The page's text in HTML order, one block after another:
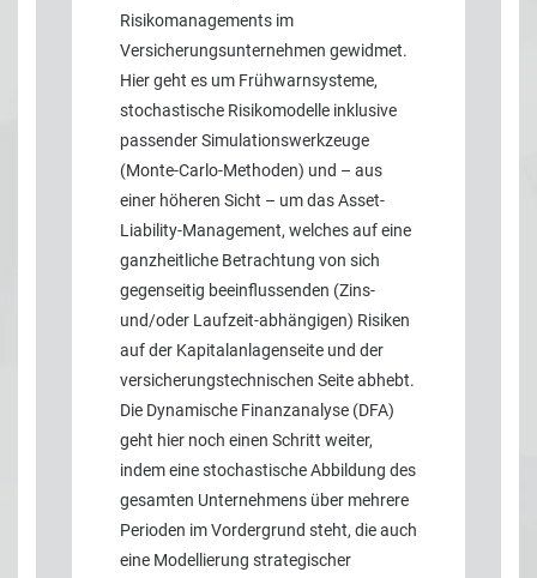
Risikomanagements im
Versicherungsunternehmen gewidmet.
Hier geht es um Frühwarnsysteme,
stochastische Risikomodelle inklusive
passender Simulationswerkzeuge
(Monte-Carlo-Methoden) und – aus
einer höheren Sicht – um das Asset-
Liability-Management, welches auf eine
ganzheitliche Betrachtung von sich
gegenseitig beeinflussenden (Zins-
und/oder Laufzeit-abhängigen) Risiken
auf der Kapitalanlagenseite und der
versicherungstechnischen Seite abhebt.
Die Dynamische Finanzanalyse (DFA)
geht hier noch einen Schritt weiter,
indem eine stochastische Abbildung des
gesamten Unternehmens über mehrere
Perioden im Vordergrund steht, die auch
eine Modellierung strategischer